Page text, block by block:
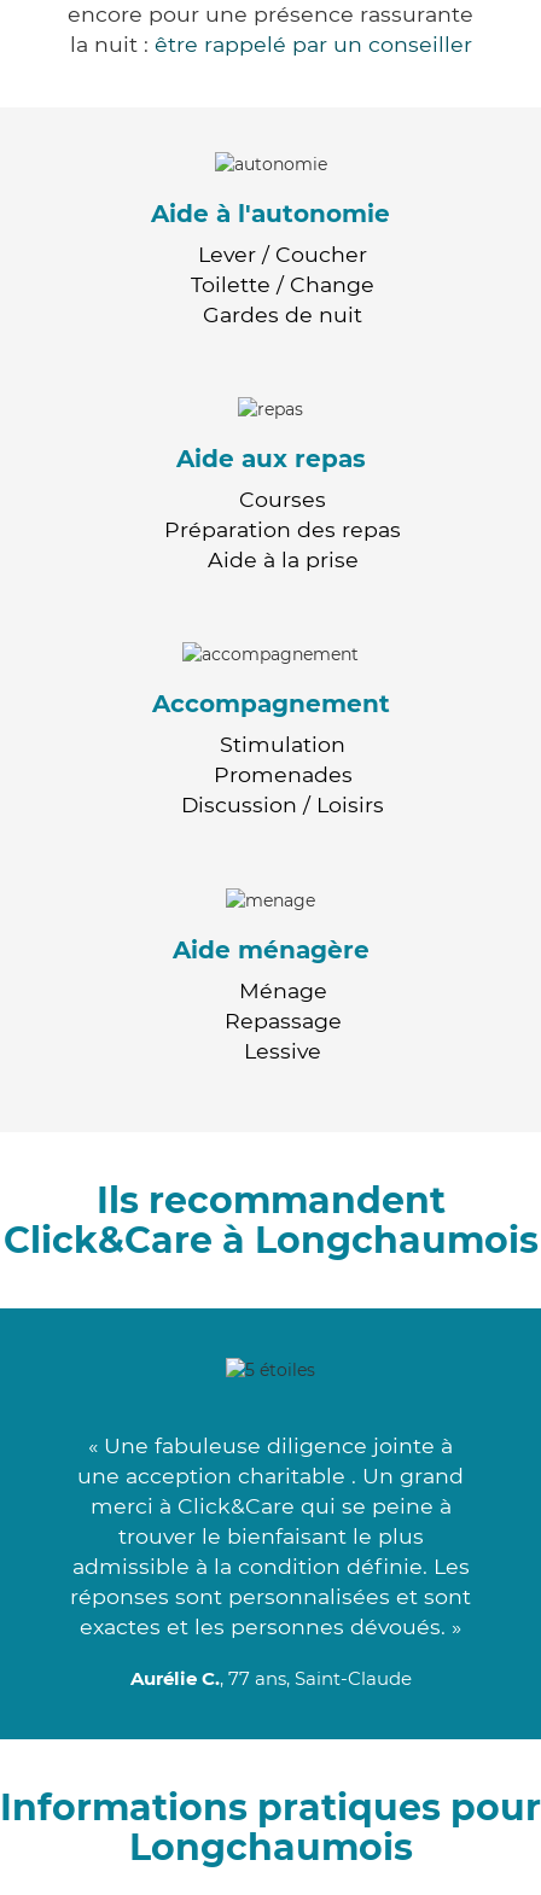
encore pour une présence rassurante
la nuit : être rappelé par un conseiller
Aide à l'autonomie
Lever / Coucher
Toilette / Change
Gardes de nuit
Aide aux repas
Courses
Préparation des repas
Aide à la prise
Accompagnement
Stimulation
Promenades
Discussion / Loisirs
Aide ménagère
Ménage
Repassage
Lessive
Ils recommandent
Click&Care à Longchaumois
« Une fabuleuse diligence jointe à
une acception charitable . Un grand
merci à Click&Care qui se peine à
trouver le bienfaisant le plus
admissible à la condition définie. Les
réponses sont personnalisées et sont
exactes et les personnes dévoués. »
Aurélie C., 77 ans, Saint-Claude
Informations pratiques pour
Longchaumois